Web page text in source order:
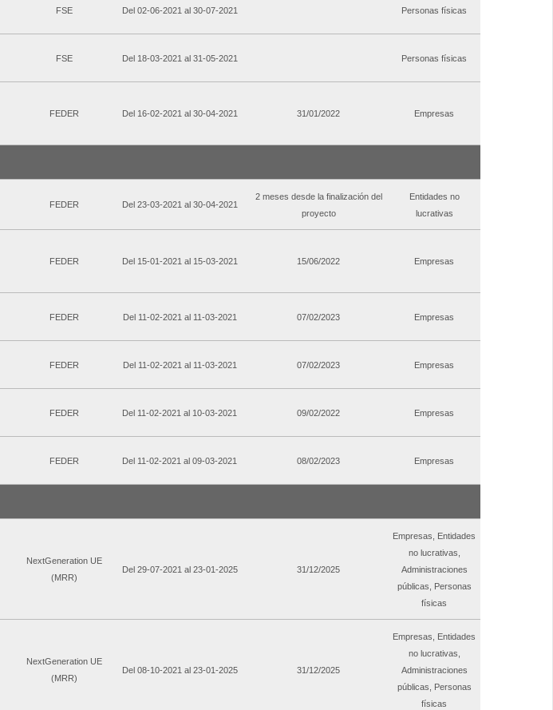
FSE Del 02-06-2021 al 30-07-2021 Personas físicas
FSE Del 18-03-2021 al 31-05-2021 Personas físicas
FEDER Del 16-02-2021 al 30-04-2021 31/01/2022 Empresas
FEDER Del 23-03-2021 al 30-04-2021
2 meses desde la finalización del
proyecto
Entidades no
lucrativas
FEDER Del 15-01-2021 al 15-03-2021 15/06/2022 Empresas
FEDER Del 11-02-2021 al 11-03-2021 07/02/2023 Empresas
FEDER Del 11-02-2021 al 11-03-2021 07/02/2023 Empresas
FEDER Del 11-02-2021 al 10-03-2021 09/02/2022 Empresas
FEDER Del 11-02-2021 al 09-03-2021 08/02/2023 Empresas
NextGeneration UE
(MRR)
Del 29-07-2021 al 23-01-2025 31/12/2025
Empresas, Entidades
no lucrativas,
Administraciones
públicas, Personas
físicas
NextGeneration UE
(MRR)
Del 08-10-2021 al 23-01-2025 31/12/2025
Empresas, Entidades
no lucrativas,
Administraciones
públicas, Personas
físicas